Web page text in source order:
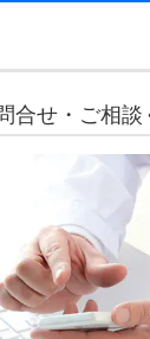
合せ・ご相談